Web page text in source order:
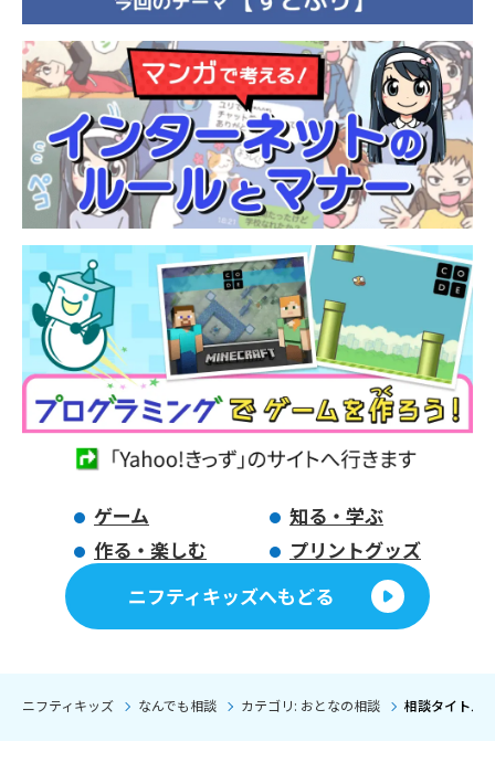
ゲーム
知る・学ぶ
作る・楽しむ
プリントグッズ
ニフティキッズへもどる
ニフティキッズ なんでも相談 カテゴリ: おとなの相談 相談タイトル: